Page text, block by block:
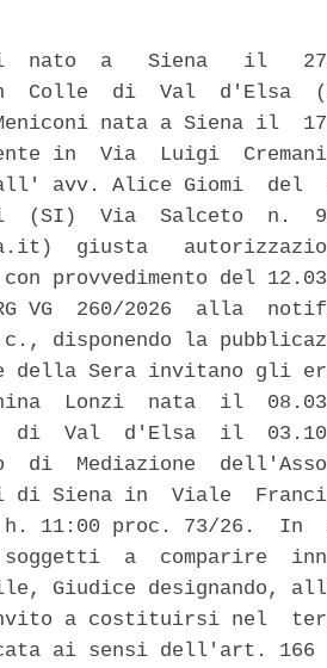
nato  a   Siena   il
in  Colle  di  Val  d'Elsa
nata a Siena il
in  Via  Luigi
avv. Alice Giomi  del
(SI)  Via  Salceto  n.
giusta
provvedimento del
VG  260/2026  alla
disponendo la
della Sera invitano gli
Lonzi  nata  il
di  Val  d'Elsa  il
di  Mediazione
di Siena in  Viale
11:00 proc. 73/26.  In
soggetti  a  comparire
Giudice designando,
a costituirsi nel
ai sensi dell'art.